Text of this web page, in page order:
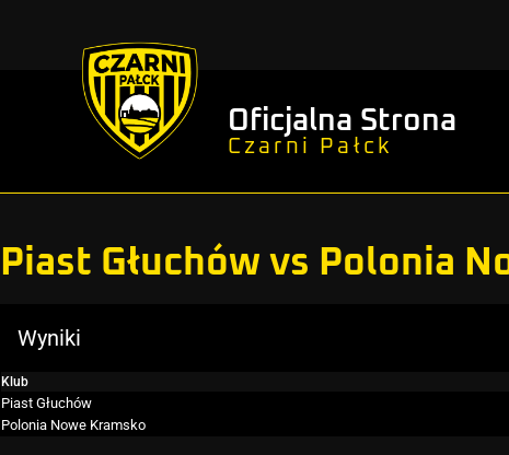
Oficjalna Strona
Czarni Pałck
Piast Głuchów vs Polonia
Wyniki
Klub
Piast Głuchów
Polonia Nowe Kramsko